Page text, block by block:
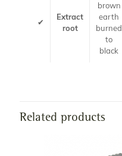
✔
Extract
root
brown
earth
burned
to
black
Related products